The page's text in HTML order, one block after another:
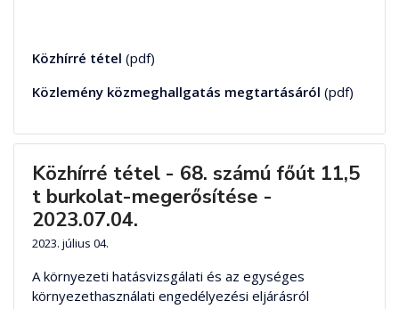
Közhírré tétel (pdf)
Közlemény közmeghallgatás megtartásáról (pdf)
Közhírré tétel - 68. számú főút 11,5
t burkolat-megerősítése -
2023.07.04.
2023. július 04.
A környezeti hatásvizsgálati és az egységes
környezethasználati engedélyezési eljárásról